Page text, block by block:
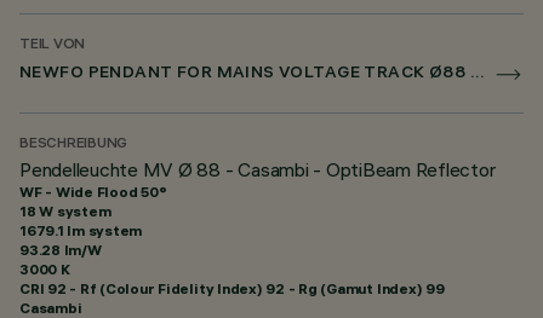
TEIL VON
NEWFO PENDANT FOR MAINS VOLTAGE TRACK Ø88 MM
BESCHREIBUNG
Pendelleuchte MV Ø 88 - Casambi - OptiBeam Reflector
WF - Wide Flood 50°
18 W system
1679.1 lm system
93.28 lm/W
3000 K
CRI 92 - Rf (Colour Fidelity Index) 92 - Rg (Gamut Index) 99
Casambi